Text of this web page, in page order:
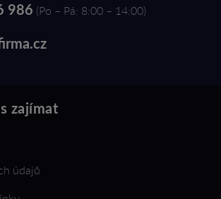
986 (Po – Pá: 8:00 – 14:00)
zajímat
údajů